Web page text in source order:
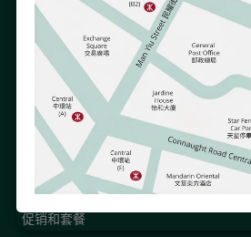
如需了解更多有关我们使用您的资料的方式，请
关于我们
慈善事业
明德资讯
促销和套餐